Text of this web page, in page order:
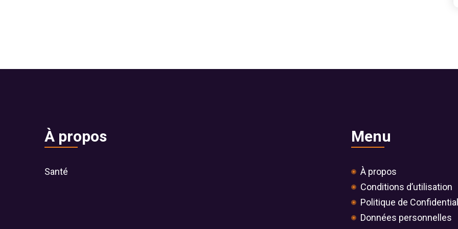
À propos
Santé
Menu
À propos
Conditions d’utilisation
Politique de
Données personnelles